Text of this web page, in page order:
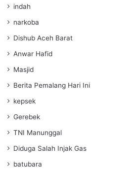
indah
narkoba
Dishub Aceh Barat
Anwar Hafid
Masjid
Berita Pemalang Hari Ini
kepsek
Gerebek
TNI Manunggal
Diduga Salah Injak Gas
batubara